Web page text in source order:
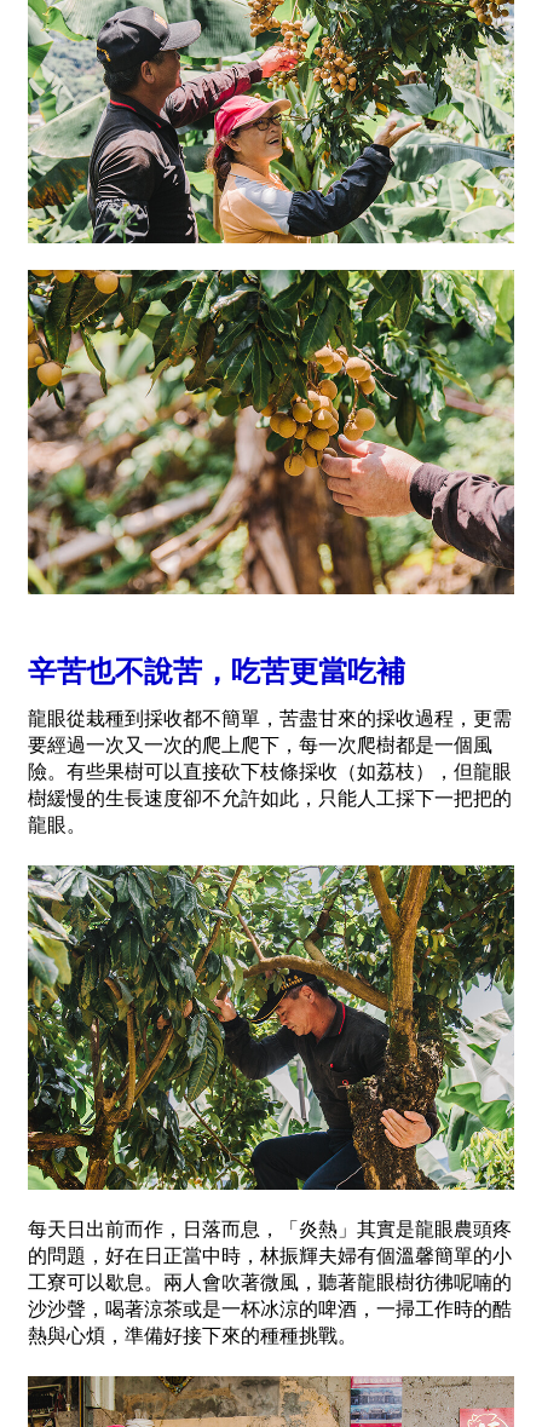
辛苦也不說苦，吃苦更當吃補
龍眼從栽種到採收都不簡單，苦盡甘來的採收過程，更需
要經過一次又一次的爬上爬下，每一次爬樹都是一個風
險。有些果樹可以直接砍下枝條採收（如荔枝），但龍眼
樹緩慢的生長速度卻不允許如此，只能人工採下一把把的
龍眼。
每天日出前而作，日落而息，「炎熱」其實是龍眼農頭疼
的問題，好在日正當中時，林振輝夫婦有個溫馨簡單的小
工寮可以歇息。兩人會吹著微風，聽著龍眼樹彷彿呢喃的
沙沙聲，喝著涼茶或是一杯冰涼的啤酒，一掃工作時的酷
熱與心煩，準備好接下來的種種挑戰。